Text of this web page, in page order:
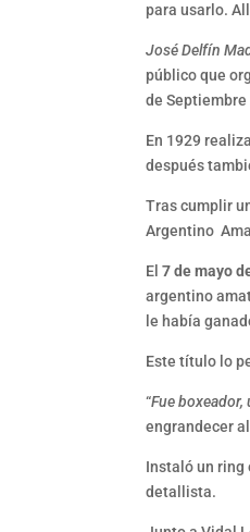
para usarlo.
José Delfín
público que
de Septiembre
En 1929
después
Tras cumplir
Argentino
El7 de mayo
argentino
le había
Este título lo
“Fue
engrandecer
Instaló un ring
detallista.